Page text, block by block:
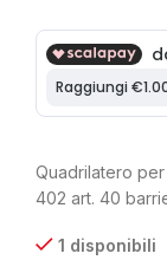
Quadrilatero
402 art. 40
1 disponibili